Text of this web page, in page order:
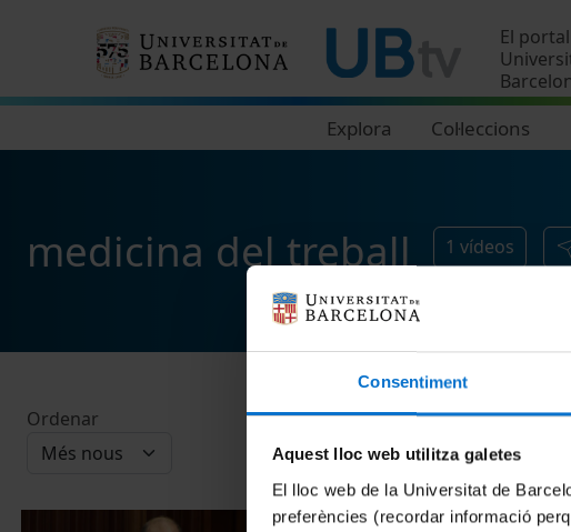
Consentiment
Aquest lloc web utilitza galetes
El lloc web de la Universitat de
preferències (recordar informació
El
Explora Col·leccions
medicina del treball 1 vídeos
Ordenar